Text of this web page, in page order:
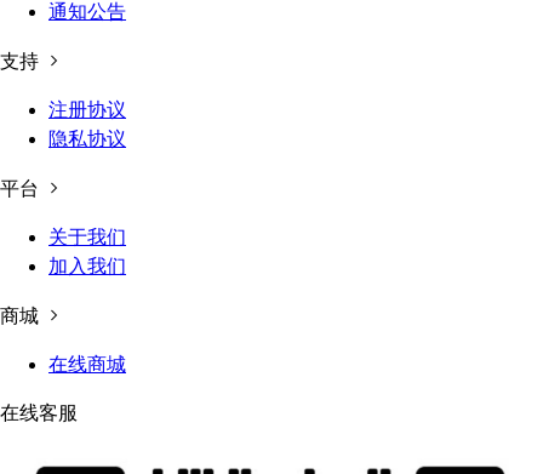
通知公告
支持
注册协议
隐私协议
平台
关于我们
加入我们
商城
在线商城
在线客服